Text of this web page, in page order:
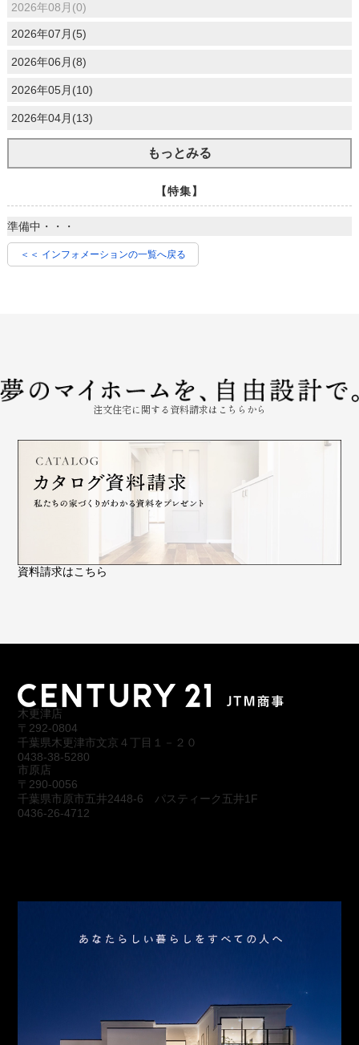
2026年08月(0)
2026年07月(5)
2026年06月(8)
2026年05月(10)
2026年04月(13)
もっとみる
【特集】
準備中・・・
＜＜ インフォメーションの一覧へ戻る
注文住宅に関する資料請求はこちらから
資料請求はこちら
木更津店
〒292-0804
千葉県木更津市文京４丁目１－２０
0438-38-5280
市原店
〒290-0056
千葉県市原市五井2448-6 パスティーク五井1F
0436-26-4712